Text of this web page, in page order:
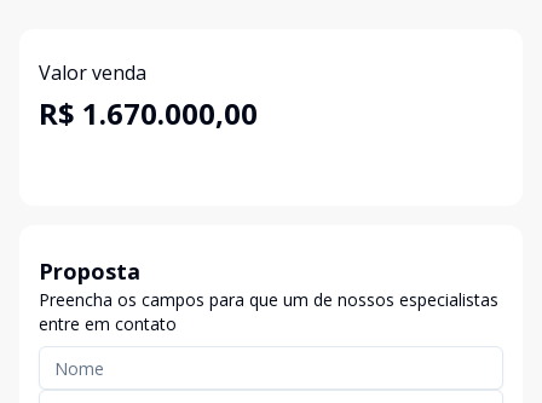
Valor venda
R$ 1.670.000,00
Proposta
Preencha os campos para que um de nossos especialistas
entre em contato